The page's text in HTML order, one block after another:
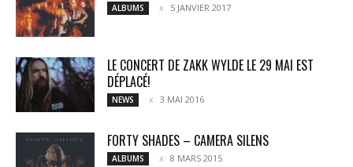
ALBUMS 5 JANVIER 2017
LE CONCERT DE ZAKK WYLDE LE 29 MAI EST
DÉPLACÉ!
NEWS 3 MAI 2016
FORTY SHADES – CAMERA SILENS
ALBUMS 8 MARS 2015